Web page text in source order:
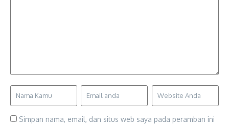
Simpan nama, email, dan situs web saya pada peramban ini